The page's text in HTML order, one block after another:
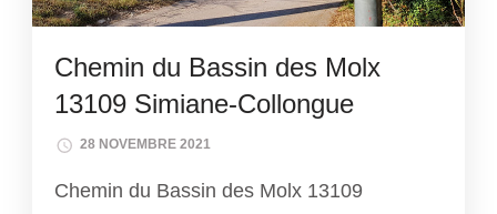
Chemin du Bassin des Molx
13109 Simiane-Collongue
28 NOVEMBRE 2021
Chemin du Bassin des Molx 13109